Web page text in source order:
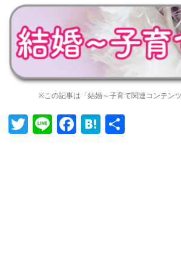
※この記事は「結婚～子育て関連コンテンツ
Twitter
LineFacebook
Hatena